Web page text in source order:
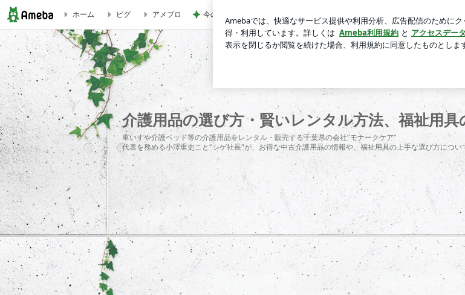
ポータブルバッテリーの管理にご注意！ 放置しておくとトラブルに。 障がい者日常生活用具対象品目
ホーム ピグ アメブロ 今の幸せに気付かされる記念日
介護用品の選び方・賢いレンタル方法、福祉用具
車いすや介護ベッド等の介護用品をレンタル・販売する千葉県の会社”モナークケア”
代表を務める小澤重史こと”シゲ社長"が、お得な中古介護用品の情報や、福祉用具の上手な選び方につい